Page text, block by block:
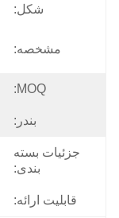
شکل:
مشخصه:
MOQ:
بندر:
جزئیات بسته
بندی:
قابلیت ارائه: